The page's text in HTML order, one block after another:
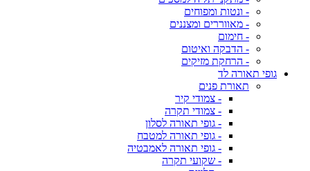
- ונטות ומפוחים
- מאווררים ומצננים
- חימום
- הדבקה ואיטום
- הרחקת מזיקים
גופי תאורה לד
תאורת פנים
- צמודי קיר
- צמודי תקרה
- גופי תאורה לסלון
- גופי תאורה למטבח
- גופי תאורה לאמבטיה
- שקועי תקרה